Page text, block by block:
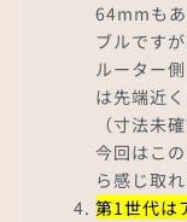
64mmも
ブルです
ルーター
は先端近
（寸法未確
今回はこ
ら感じ取
第1世代は